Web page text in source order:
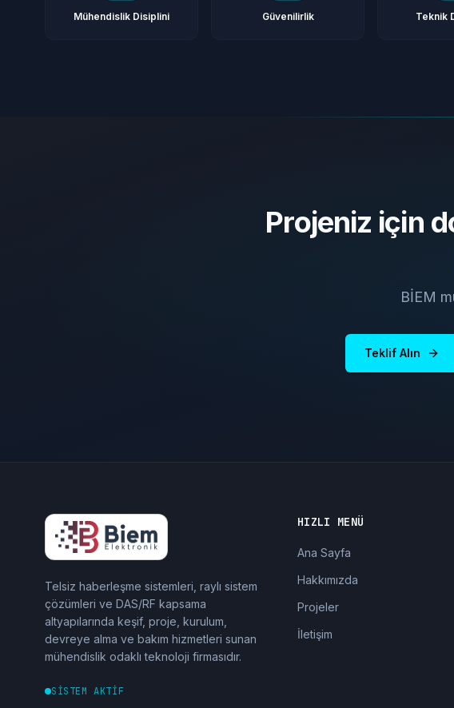
Mühendislik Disiplini Güvenilirlik Teknik
Projeniz için
BİEM
Teklif Alın
Telsiz haberleşme sistemleri, raylı sistem
çözümleri ve DAS/RF kapsama
altyapılarında keşif, proje, kurulum,
devreye alma ve bakım hizmetleri sunan
mühendislik odaklı teknoloji firmasıdır.
SİSTEM AKTİF
HIZLI MENÜ
Ana Sayfa
Hakkımızda
Projeler
İletişim